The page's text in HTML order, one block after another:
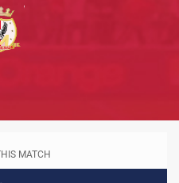
MATCH